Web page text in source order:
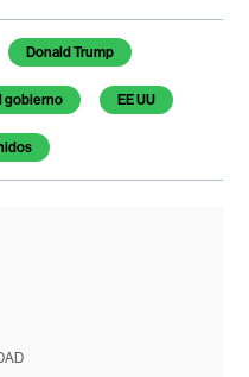
Donald Trump
gobierno EE UU